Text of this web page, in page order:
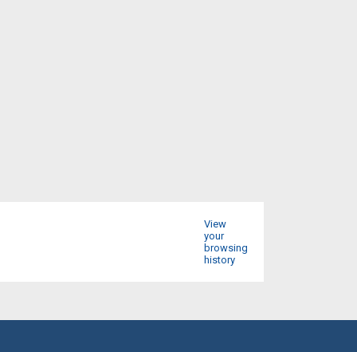
View
your
browsing
history